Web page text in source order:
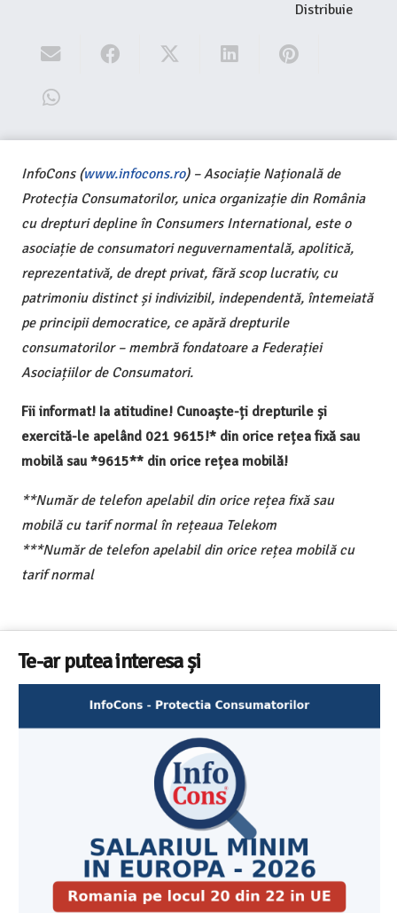
Distribuie
InfoCons (www.infocons.ro) – Asociație Națională de
Protecția Consumatorilor, unica organizație din România
cu drepturi depline în Consumers International, este o
asociație de consumatori neguvernamentală, apolitică,
reprezentativă, de drept privat, fără scop lucrativ, cu
patrimoniu distinct și indivizibil, independentă, întemeiată
pe principii democratice, ce apără drepturile
consumatorilor – membră fondatoare a Federației
Asociațiilor de Consumatori.
Fii informat! Ia atitudine! Cunoaște-ți drepturile și
exercită-le apelând 021 9615!* din orice rețea fixă sau
mobilă sau *9615** din orice rețea mobilă!
**Număr de telefon apelabil din orice rețea fixă sau
mobilă cu tarif normal în rețeaua Telekom
***Număr de telefon apelabil din orice rețea mobilă cu
tarif normal
Te-ar putea interesa și